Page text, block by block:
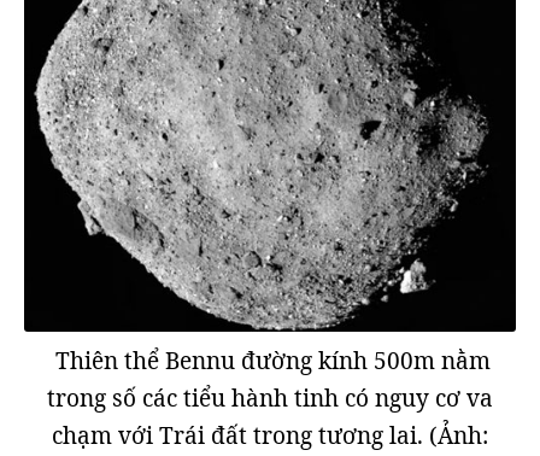
Thiên thể Bennu đường kính 500m nằm
trong số các tiểu hành tinh có nguy cơ va
chạm với Trái đất trong tương lai. (Ảnh: